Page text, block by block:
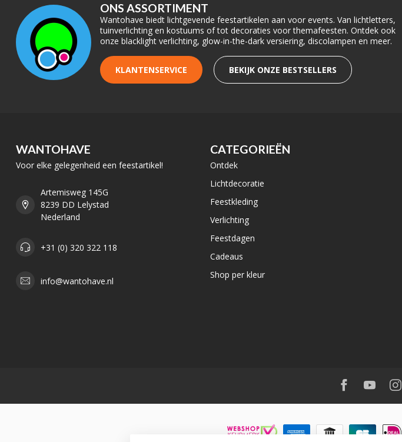
ONS ASSORTIMENT
Wantohave biedt lichtgevende feestartikelen aan voor events. Van lichtletters,
tuinverlichting en kostuums of tot decoraties voor themafeesten. Ontdek ook
onze blacklight verlichting, glow-in-the-dark versiering, discolampen en meer.
KLANTENSERVICE BEKIJK ONZE BESTSELLERS
WANTOHAVE
Voor elke gelegenheid een feestartikel!
Artemisweg 145G
8239 DD Lelystad
Nederland
+31 (0) 320 322 118
info@wantohave.nl
CATEGORIEËN
Ontdek
Lichtdecoratie
Feestkleding
Verlichting
Feestdagen
Cadeaus
Shop per kleur